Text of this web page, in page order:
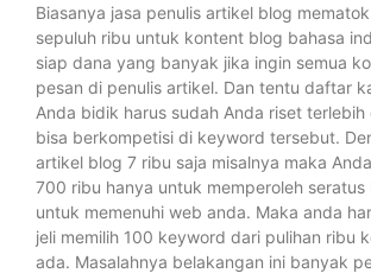
Biasanya jasa penulis artikel blog
sepuluh ribu untuk kontent blog bahasa
siap dana yang banyak jika ingin semua
pesan di penulis artikel. Dan tentu daftar
Anda bidik harus sudah Anda riset
bisa berkompetisi di keyword tersebut.
artikel blog 7 ribu saja misalnya maka
700 ribu hanya untuk memperoleh
untuk memenuhi web anda. Maka anda
jeli memilih 100 keyword dari pulihan ribu
ada. Masalahnya belakangan ini banyak